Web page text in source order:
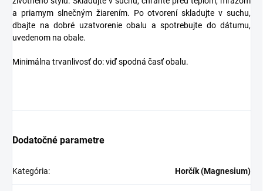
a priamym slnečným žiarením. Po otvorení skladujte v suchu,
dbajte na dobré uzatvorenie obalu a spotrebujte do dátumu,
uvedenom na obale.
Minimálna trvanlivosť do: viď spodná časť obalu.
Dodatočné parametre
Kategória: Horčík (Magnesium)